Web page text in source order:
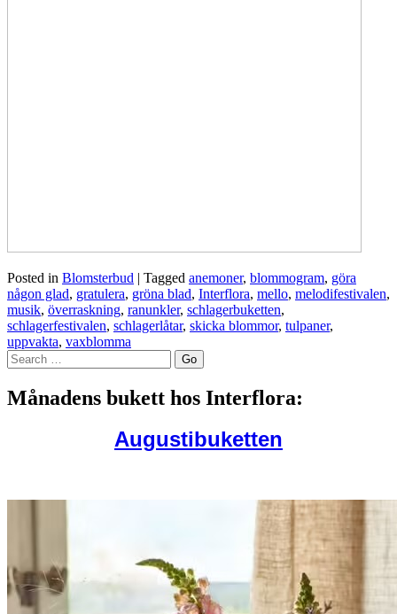
Posted in Blomsterbud | Tagged anemoner, blommogram, göra
någon glad, gratulera, gröna blad, Interflora, mello, melodifestivalen,
musik, överraskning, ranunkler, schlagerbuketten,
schlagerfestivalen, schlagerlåtar, skicka blommor, tulpaner,
uppvakta, vaxblomma
Månadens bukett hos Interflora:
Augustibuketten